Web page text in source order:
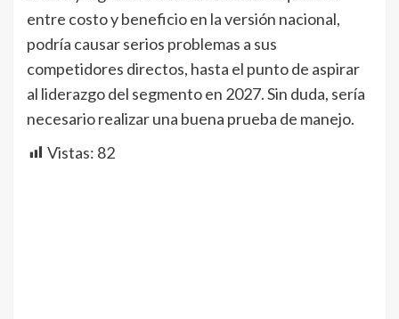
entre costo y beneficio en la versión nacional,
podría causar serios problemas a sus
competidores directos, hasta el punto de aspirar
al liderazgo del segmento en 2027. Sin duda, sería
necesario realizar una buena prueba de manejo.
Vistas: 82